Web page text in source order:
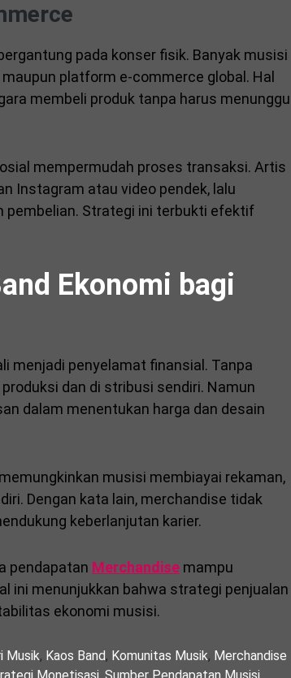
pada konser fisik. Banyak musisi
platform e-commerce global. Hal
membeli produk tanpa harus menunggu
mempermudah proses transaksi. Artis
Instagram atau video pendek, lalu
pembelian. Strategi ini terbukti efektif
Ekonomi bagi
menjadi penyelamat finansial. Tanpa
dan di stribusi sendiri. Namun
dalam menentukan harga dan desain
musisi membiayai rekaman,
Dengan kata lain, merchandise tidak
keberlanjutan karier.
pendapatan Merchandise mampu
ini menunjukkan bahwa strategi penjualan
ekonomi musisi.
Musik, Kaos Band, Komunitas Musik, Merchandise